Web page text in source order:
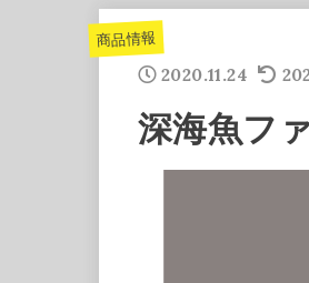
商品情報
2020.11.24
深海魚フ